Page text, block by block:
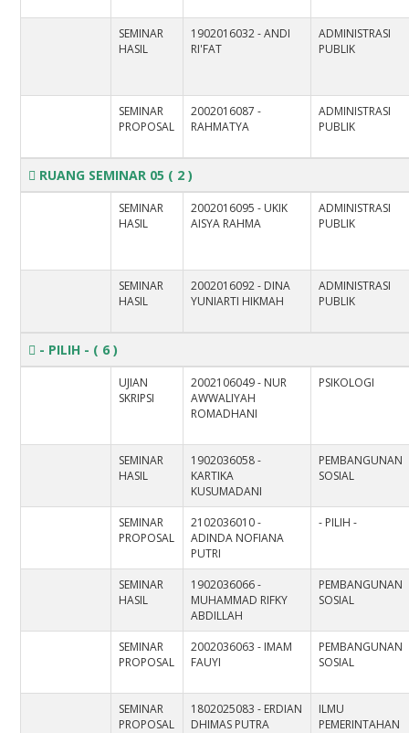
SEMINAR
HASIL
1902016032 - ANDI
RI'FAT
ADMINISTRASI
PUBLIK
SEMINAR
PROPOSAL
2002016087 -
RAHMATYA
ADMINISTRASI
PUBLIK
RUANG SEMINAR 05 ( 2 )
SEMINAR
HASIL
2002016095 - UKIK
AISYA RAHMA
ADMINISTRASI
PUBLIK
SEMINAR
HASIL
2002016092 - DINA
YUNIARTI HIKMAH
ADMINISTRASI
PUBLIK
- PILIH - ( 6 )
UJIAN
SKRIPSI
2002106049 - NUR
AWWALIYAH
ROMADHANI
PSIKOLOGI
SEMINAR
HASIL
1902036058 -
KARTIKA
KUSUMADANI
PEMBANGUNAN
SOSIAL
SEMINAR
PROPOSAL
2102036010 -
ADINDA NOFIANA
PUTRI
- PILIH -
SEMINAR
HASIL
1902036066 -
MUHAMMAD RIFKY
ABDILLAH
PEMBANGUNAN
SOSIAL
SEMINAR
PROPOSAL
2002036063 - IMAM
FAUYI
PEMBANGUNAN
SOSIAL
SEMINAR
PROPOSAL
1802025083 - ERDIAN
DHIMAS PUTRA
ILMU
PEMERINTAHAN